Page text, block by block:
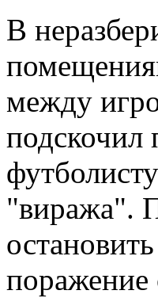
В
между
"виража".
поражение